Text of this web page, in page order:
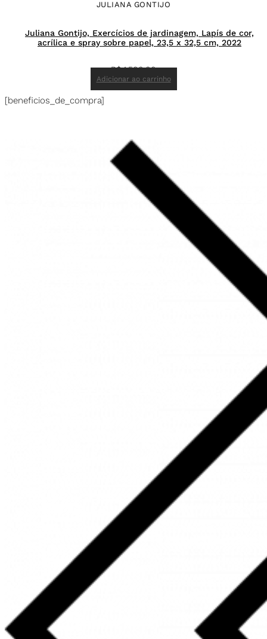
JULIANA GONTIJO
Juliana Gontijo, Exercícios de jardinagem, Lapís de cor,
acrílica e spray sobre papel, 23,5 x 32,5 cm, 2022
R$1.500,00
Adicionar ao carrinho
[beneficios_de_compra]